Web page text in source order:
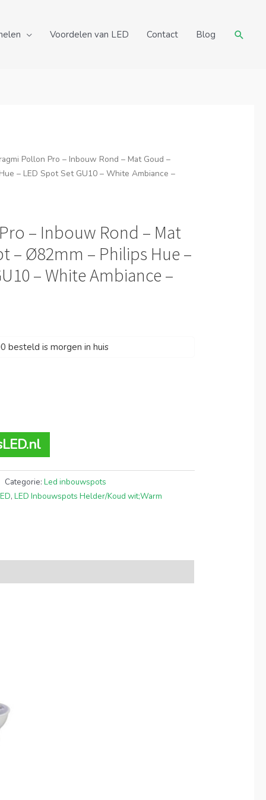
Voordelen van LED Contact Blog
Pollon Pro – Inbouw Rond – Mat Goud –
– LED Spot Set GU10 – White Ambiance –
– Inbouw Rond – Mat
– Ø82mm – Philips Hue –
– White Ambiance –
besteld is morgen in huis
Categorie:Led inbouwspots
,LED Inbouwspots Helder/Koud wit;Warm